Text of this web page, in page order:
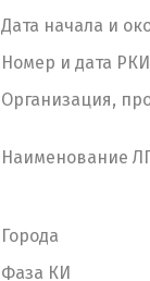
Дата начала и
Номер и дата РКИ
Организация,
Наименование
Города
Фаза КИ